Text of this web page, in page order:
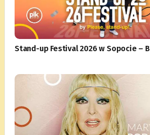
Stand-up Festival 2026 w Sopocie –